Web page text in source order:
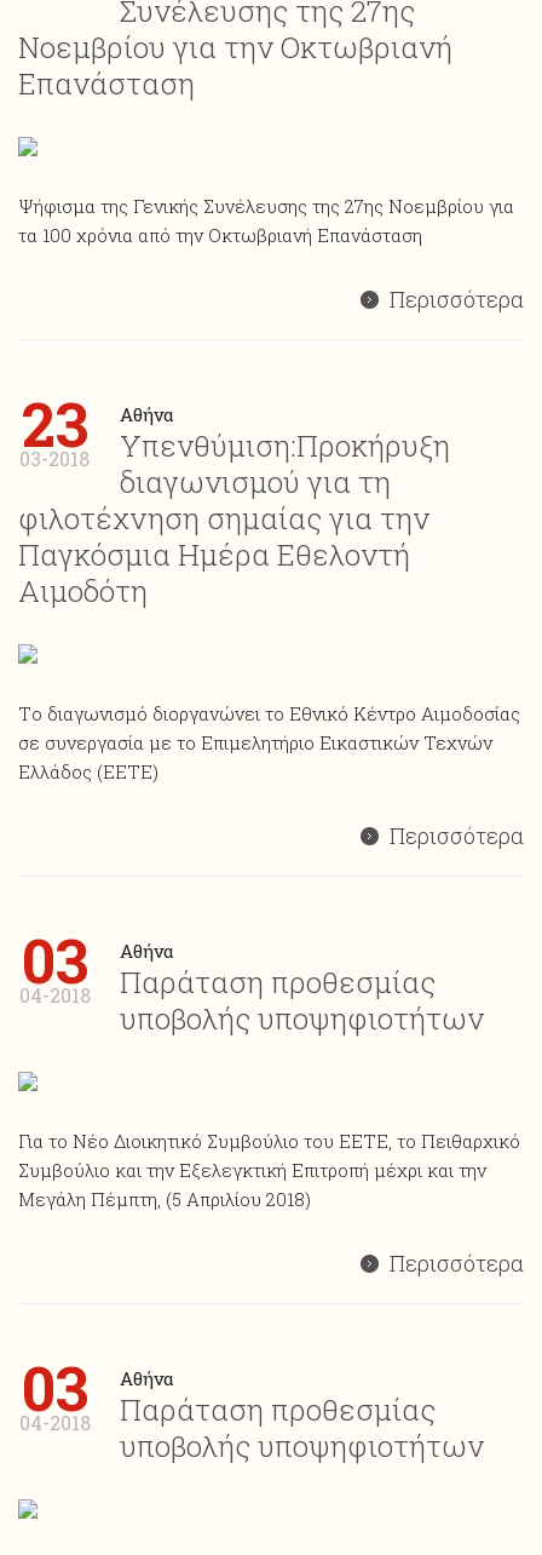
Συνέλευσης της 27ης
Νοεμβρίου για την Οκτωβριανή
Επανάσταση
Ψήφισμα της Γενικής Συνέλευσης της 27ης Νοεμβρίου για
τα 100 χρόνια από την Οκτωβριανή Επανάσταση
Περισσότερα
23
03-2018
Αθήνα
Υπενθύμιση:Προκήρυξη
διαγωνισμού για τη
φιλοτέχνηση σημαίας για την
Παγκόσμια Ημέρα Εθελοντή
Αιμοδότη
Tο διαγωνισμό διοργανώνει το Εθνικό Κέντρο Αιμοδοσίας
σε συνεργασία με το Επιμελητήριο Εικαστικών Τεχνών
Ελλάδος (EETE)
Περισσότερα
03
04-2018
Αθήνα
Παράταση προθεσμίας
υποβολής υποψηφιοτήτων
Για το Νέο Διοικητικό Συμβούλιο του ΕΕΤΕ, το Πειθαρχικό
Συμβούλιο και την Εξελεγκτική Επιτροπή μέχρι και την
Μεγάλη Πέμπτη, (5 Απριλίου 2018)
Περισσότερα
03
04-2018
Αθήνα
Παράταση προθεσμίας
υποβολής υποψηφιοτήτων